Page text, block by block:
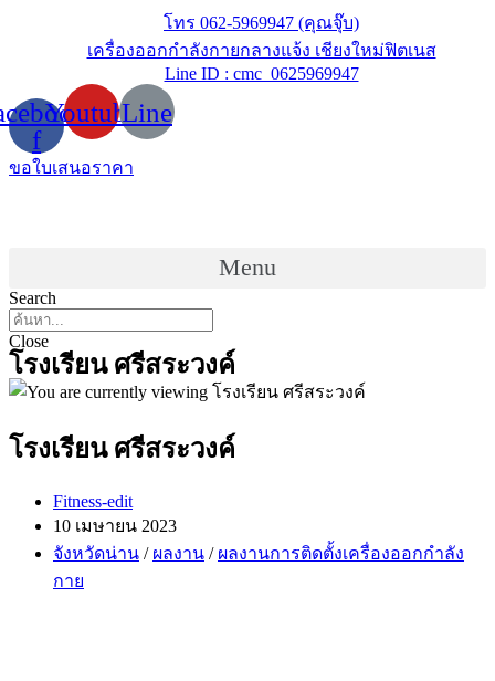
โทร 062-5969947 (คุณจุ๊บ)
เครื่องออกกำลังกายกลางแจ้ง เชียงใหม่ฟิตเนส
Line ID : cmc_0625969947
f
YoutubeLine
ขอใบเสนอราคา
Menu
Search
Close
โรงเรียน ศรีสระวงค์
โรงเรียน ศรีสระวงค์
Post
author:
Fitness-edit
Post
10 เมษายน 2023
Post
category:
จังหวัดน่าน / ผลงาน / ผลงานการติดตั้งเครื่องออกกำลัง
กาย